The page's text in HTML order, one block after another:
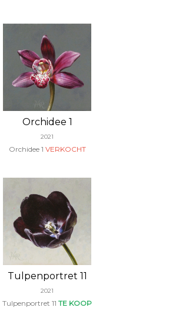
Orchidee 1
2021
Orchidee 1 VERKOCHT
Tulpenportret 11
2021
Tulpenportret 11 TE KOOP